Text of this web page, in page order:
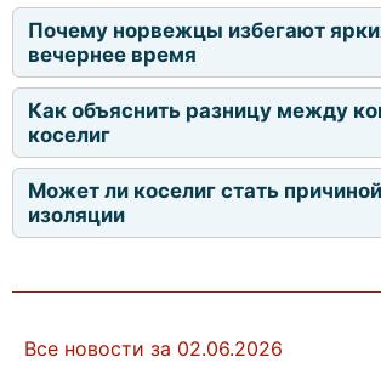
Почему норвежцы избегают
вечернее время
Как объяснить разницу между
коселиг
Может ли коселиг стать
изоляции
Все новости за 02.06.2026